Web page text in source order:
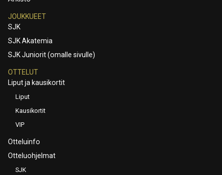
JOUKKUEET
SJK
SJK Akatemia
SJK Juniorit (omalle sivulle)
OTTELUT
Liput ja kausikortit
Liput
Kausikortit
VIP
Otteluinfo
Otteluohjelmat
SJK